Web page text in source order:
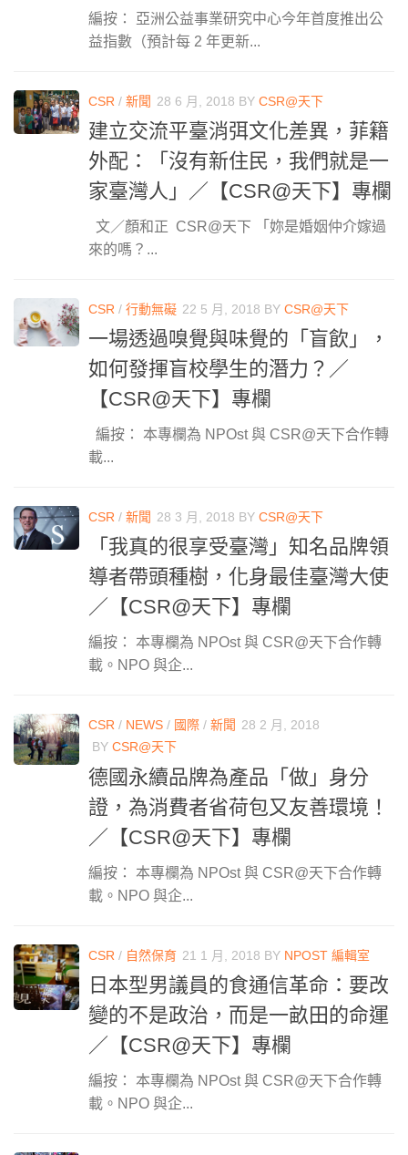
編按： 亞洲公益事業研究中心今年首度推出公
益指數（預計每 2 年更新...
CSR / 新聞 28 6 月, 2018 BY CSR@天下
建立交流平臺消弭文化差異，菲籍
外配：「沒有新住民，我們就是一
家臺灣人」／【CSR@天下】專欄
文／顏和正 CSR@天下 「妳是婚姻仲介嫁過
來的嗎？...
CSR / 行動無礙 22 5 月, 2018 BY CSR@天下
一場透過嗅覺與味覺的「盲飲」，
如何發揮盲校學生的潛力？／
【CSR@天下】專欄
編按： 本專欄為 NPOst 與 CSR@天下合作轉
載...
CSR / 新聞 28 3 月, 2018 BY CSR@天下
「我真的很享受臺灣」知名品牌領
導者帶頭種樹，化身最佳臺灣大使
／【CSR@天下】專欄
編按： 本專欄為 NPOst 與 CSR@天下合作轉
載。NPO 與企...
CSR / NEWS / 國際 / 新聞 28 2 月, 2018
BY CSR@天下
德國永續品牌為產品「做」身分
證，為消費者省荷包又友善環境！
／【CSR@天下】專欄
編按： 本專欄為 NPOst 與 CSR@天下合作轉
載。NPO 與企...
CSR / 自然保育 21 1 月, 2018 BY NPOST 編輯室
日本型男議員的食通信革命：要改
變的不是政治，而是一畝田的命運
／【CSR@天下】專欄
編按： 本專欄為 NPOst 與 CSR@天下合作轉
載。NPO 與企...